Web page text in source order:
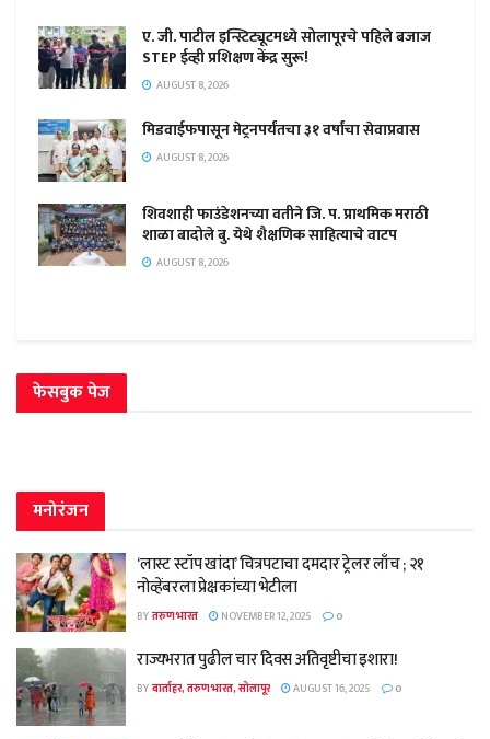
ए. जी. पाटील इन्स्टिट्यूटमध्ये सोलापूरचे पहिले बजाज
STEP ईव्ही प्रशिक्षण केंद्र सुरू!
AUGUST 8, 2026
मिडवाईफपासून मेट्रनपर्यंतचा ३१ वर्षांचा सेवाप्रवास
AUGUST 8, 2026
शिवशाही फाउंडेशनच्या वतीने जि. प. प्राथमिक मराठी
शाळा बादोले बु. येथे शैक्षणिक साहित्याचे वाटप
AUGUST 8, 2026
फेसबुक पेज
मनोरंजन
‘लास्ट स्टॉप खांदा’ चित्रपटाचा दमदार ट्रेलर लाँच ; २१
नोव्हेंबरला प्रेक्षकांच्या भेटीला
BYतरुण भारत NOVEMBER 12, 2025 0
राज्यभरात पुढील चार दिवस अतिवृष्टीचा इशारा!
BYवार्ताहर, तरुण भारत, सोलापूर AUGUST 16, 2025 0